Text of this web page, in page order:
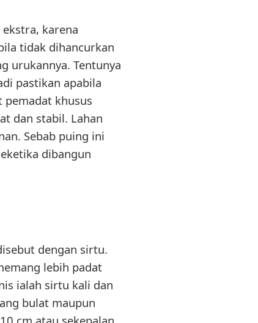
karena
tidak dihancurkan
urukannya. Tentunya
pastikan apabila
pemadat khusus
dan stabil. Lahan
Sebab puing ini
dibangun
dengan sirtu.
lebih padat
ialah sirtu kali dan
bulat maupun